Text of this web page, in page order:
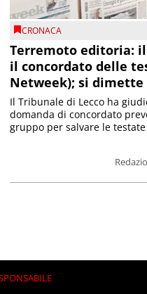
CRONACA
Terremoto editoria:
il concordato delle
Netweek); si dimette
Il Tribunale di Lecco ha
domanda di concordato
gruppo per salvare le